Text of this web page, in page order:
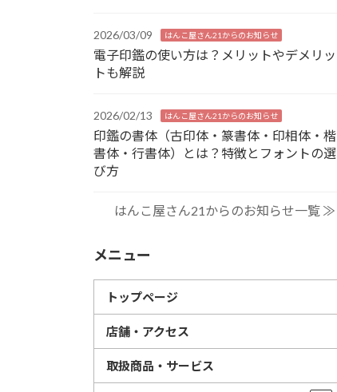
2026/03/09 はんこ屋さん21からのお知らせ
電子印鑑の使い方は？メリットやデメリッ
トも解説
2026/02/13 はんこ屋さん21からのお知らせ
印鑑の書体（古印体・篆書体・印相体・楷
書体・行書体）とは？特徴とフォントの選
び方
はんこ屋さん21からのお知らせ一覧 ≫
メニュー
トップページ
店舗・アクセス
取扱商品・サービス